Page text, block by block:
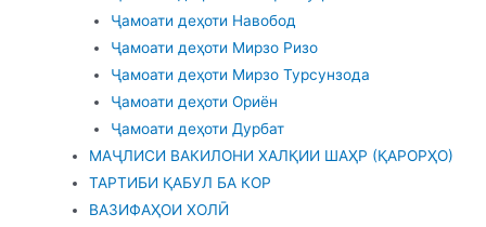
Ҷамоати деҳоти Навобод
Ҷамоати деҳоти Мирзо Ризо
Ҷамоати деҳоти Мирзо Турсунзода
Ҷамоати деҳоти Ориён
Ҷамоати деҳоти Дурбат
МАҶЛИСИ ВАКИЛОНИ ХАЛҚИИ ШАҲР (ҚАРОРҲО)
ТАРТИБИ ҚАБУЛ БА КОР
ВАЗИФАҲОИ ХОЛӢ